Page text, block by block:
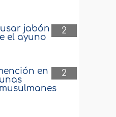
2
jabón
el ayuno
2
en